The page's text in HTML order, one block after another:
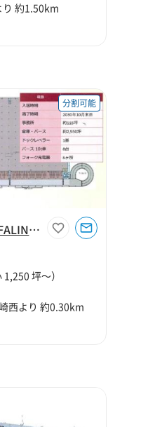
約1.50km
分割可能
【兵庫県尼崎市】GLP ALFALINK尼崎南棟574坪倉庫
坪～）
西より 約0.30km